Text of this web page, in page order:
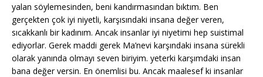
yalan söylemesinden, beni kandırmasından bıktım. Ben
gerçekten çok iyi niyetli, karşısındaki insana değer veren,
sıcakkanlı bir kadınım. Ancak insanlar iyi niyetimi hep suistimal
ediyorlar. Gerek maddi gerek Ma’nevi karşındaki insana sürekli
olarak yanında olmayı seven biriyim. yeterki karşımdaki insan
bana değer versin. En önemlisi bu. Ancak maalesef ki insanlar